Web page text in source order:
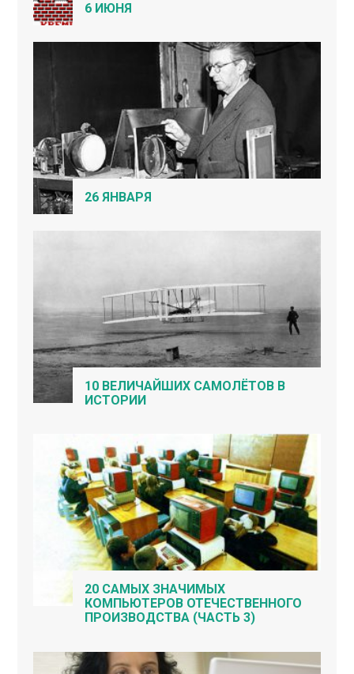
6 ИЮНЯ
26 ЯНВАРЯ
10 ВЕЛИЧАЙШИХ САМОЛЁТОВ В
ИСТОРИИ
20 САМЫХ ЗНАЧИМЫХ
КОМПЬЮТЕРОВ ОТЕЧЕСТВЕННОГО
ПРОИЗВОДСТВА (ЧАСТЬ 3)